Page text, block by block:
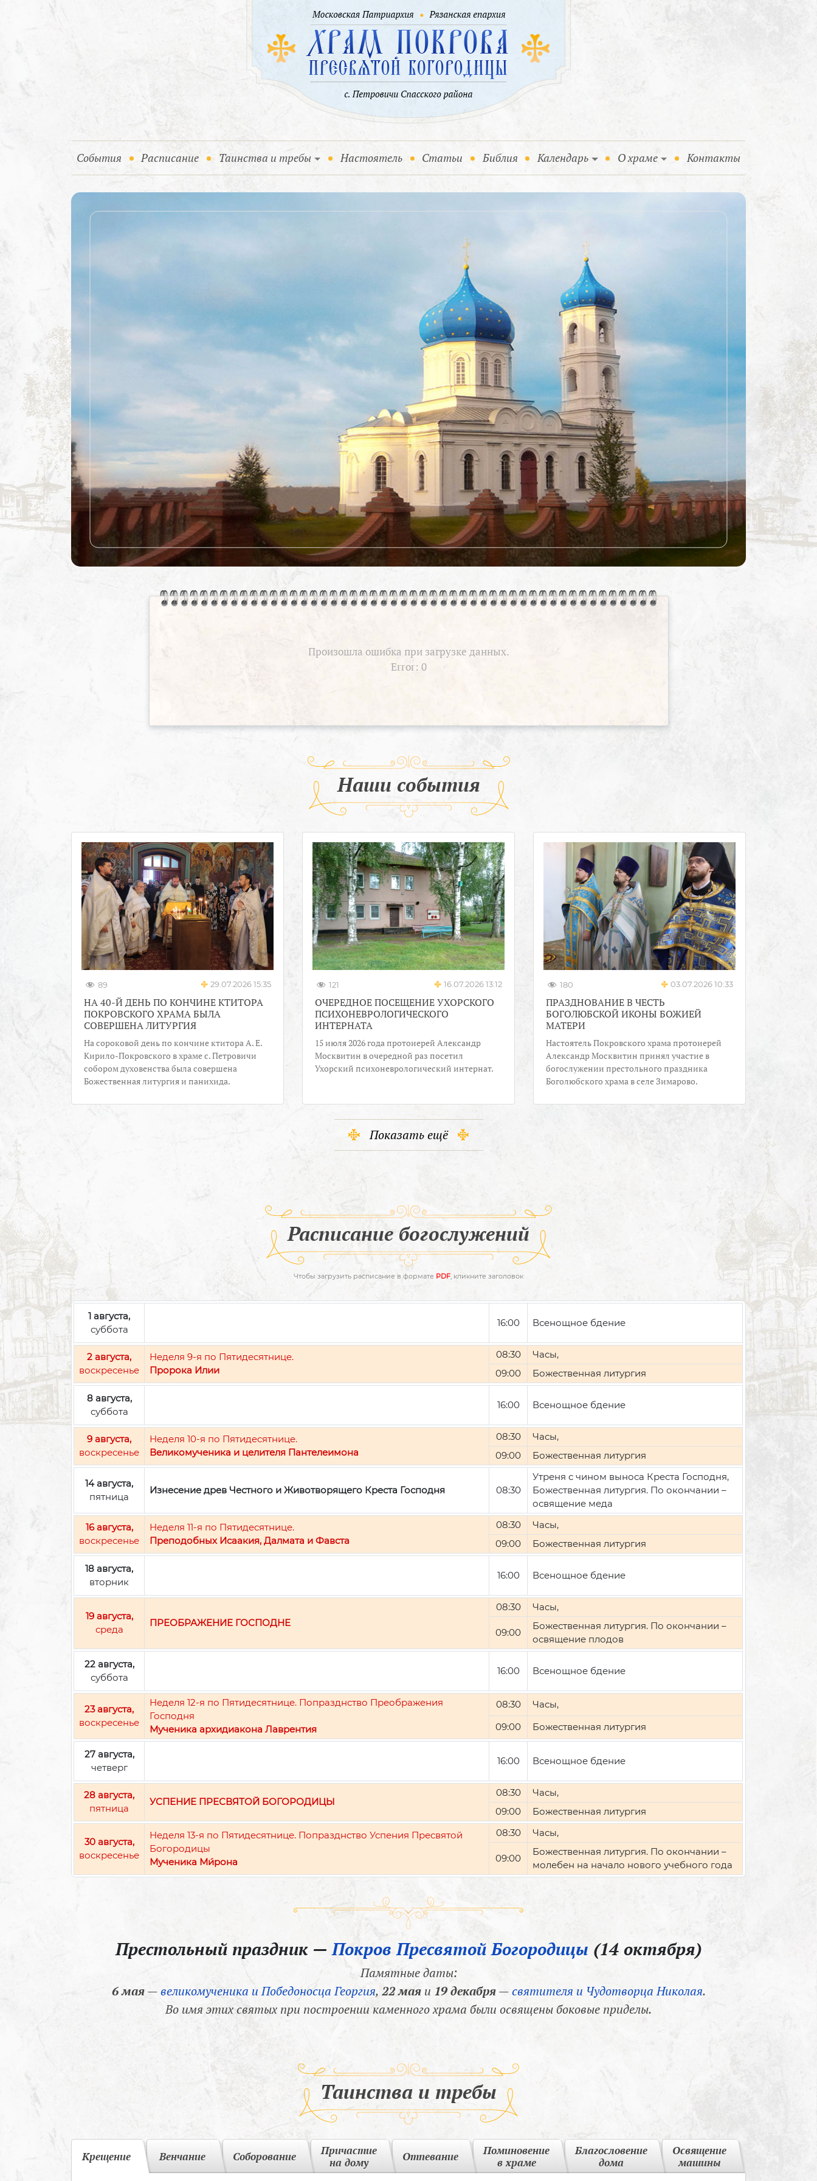
События (current)
Расписание Таинства и требы Настоятель Статьи Библия Календарь О храме Контакты
Произошла ошибка при загрузке данных.
Error: 0
Наши события
89 29.07.2026 15:35
НА 40-Й ДЕНЬ ПО КОНЧИНЕ КТИТОРА
ПОКРОВСКОГО ХРАМА БЫЛА
СОВЕРШЕНА ЛИТУРГИЯ
На сороковой день по кончине ктитора А. Е.
Кирило-Покровского в храме с. Петровичи
собором духовенства была совершена
Божественная литургия и панихида.
121 16.07.2026 13:12
ОЧЕРЕДНОЕ ПОСЕЩЕНИЕ УХОРСКОГО
ПСИХОНЕВРОЛОГИЧЕСКОГО
ИНТЕРНАТА
15 июля 2026 года протоиерей Александр
Москвитин в очередной раз посетил
Ухорский психоневрологический интернат.
180 03.07.2026 10:33
ПРАЗДНОВАНИЕ В ЧЕСТЬ
БОГОЛЮБСКОЙ ИКОНЫ БОЖИЕЙ
МАТЕРИ
Настоятель Покровского храма протоиерей
Александр Москвитин принял участие в
богослужении престольного праздника
Боголюбского храма в селе Зимарово.
Показать ещё
Расписание богослужений
Чтобы загрузить расписание в формате PDF, кликните заголовок
1 августа,
суббота
16:00 Всенощное бдение
2 августа,
воскресенье
Неделя 9-я по Пятидесятнице.
Пророка Илии
08:30
Часы,
09:00
Божественная литургия
8 августа,
суббота
16:00 Всенощное бдение
9 августа,
воскресенье
Неделя 10-я по Пятидесятнице.
Великомученика и целителя Пантелеимона
08:30
Часы,
09:00
Божественная литургия
14 августа,
пятница
Изнесение древ Честного и Животворящего Креста Господня 08:30
Утреня с чином выноса Креста Господня,
Божественная литургия. По окончании –
освящение меда
16 августа,
воскресенье
Неделя 11-я по Пятидесятнице.
Преподобных Исаакия, Далмата и Фавста
08:30
Часы,
09:00
Божественная литургия
18 августа,
вторник
16:00 Всенощное бдение
19 августа,
среда
ПРЕОБРАЖЕНИЕ ГОСПОДНЕ
08:30 Часы,
09:00
Божественная литургия. По окончании –
освящение плодов
22 августа,
суббота
16:00 Всенощное бдение
23 августа,
воскресенье
Неделя 12-я по Пятидесятнице. Попразднство Преображения
Господня
Мученика архидиакона Лаврентия
08:30
Часы,
09:00
Божественная литургия
27 августа,
четверг
16:00 Всенощное бдение
28 августа,
пятница
УСПЕНИЕ ПРЕСВЯТОЙ БОГОРОДИЦЫ
08:30
Часы,
09:00
Божественная литургия
30 августа,
воскресенье
Неделя 13-я по Пятидесятнице. Попразднство Успения Пресвятой
Богородицы
Мученика Ми́рона
08:30 Часы,
09:00
Божественная литургия. По окончании –
молебен на начало нового учебного года
Престольный праздник —Покров Пресвятой Богородицы (14 октября)
Памятные даты:
6 мая—великомученика и Победоносца Георгия, 22 маяи 19 декабря—святителя и Чудотворца Николая.
Во имя этих святых при построении каменного храма были освящены боковые приделы.
Таинства и требы
Крещение Венчание Соборование
Причастие
на дому
Отпевание
Поминовение
в храме
Благословение
дома
Освящение
машины